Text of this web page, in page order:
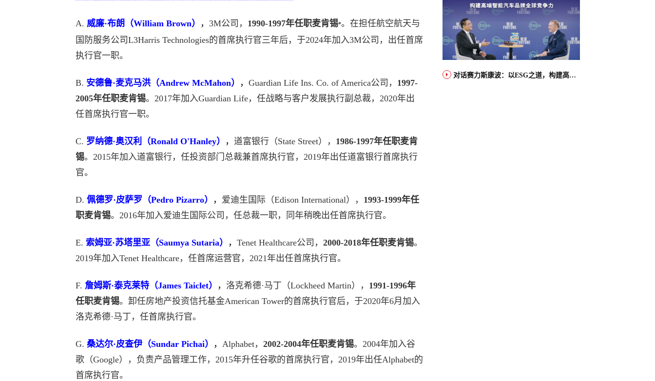
A. 威廉·布朗（William Brown） ， 3M公司， 1990-1997年任职麦肯锡*。在担任航空航天与
国防服务公司L3Harris Technologies的首席执行官三年后，于2024年加入3M公司，出任首席
执行官一职。
B. 安德鲁·麦克马洪（Andrew McMahon） ， Guardian Life Ins. Co. of America公司， 1997-
2005年任职麦肯锡。2017年加入Guardian Life，任战略与客户发展执行副总裁，2020年出
任首席执行官一职。
C. 罗纳德·奥汉利（Ronald O'Hanley） ， 道富银行（State Street）， 1986-1997年任职麦肯
锡。2015年加入道富银行，任投资部门总裁兼首席执行官，2019年出任道富银行首席执行
官。
D. 佩德罗·皮萨罗（Pedro Pizarro） ， 爱迪生国际（Edison International）， 1993-1999年任
职麦肯锡。2016年加入爱迪生国际公司，任总裁一职，同年稍晚出任首席执行官。
E. 索姆亚·苏塔里亚（Saumya Sutaria） ， Tenet Healthcare公司， 2000-2018年任职麦肯锡。
2019年加入Tenet Healthcare，任首席运营官，2021年出任首席执行官。
F. 詹姆斯·泰克莱特（James Taiclet） ， 洛克希德·马丁（Lockheed Martin）， 1991-1996年
任职麦肯锡。卸任房地产投资信托基金American Tower的首席执行官后，于2020年6月加入
洛克希德·马丁，任首席执行官。
G. 桑达尔·皮查伊（Sundar Pichai） ， Alphabet， 2002-2004年任职麦肯锡。2004年加入谷
歌（Google），负责产品管理工作，2015年升任谷歌的首席执行官，2019年出任Alphabet的
首席执行官。
对话赛力斯康波：以ESG之道，构建高端智能汽车品牌全球竞争力